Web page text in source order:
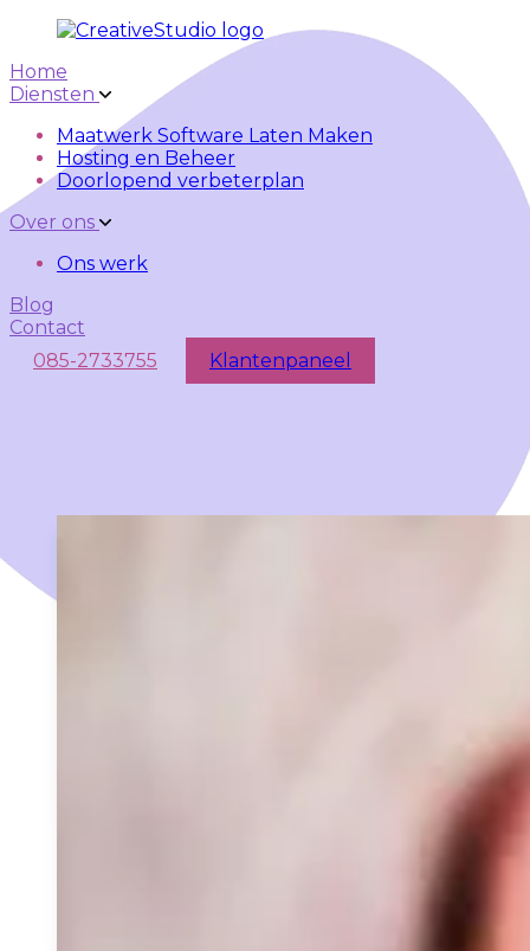
Skip to main content Skip to navigation
Home
Diensten
Maatwerk Software Laten Maken
Hosting en Beheer
Doorlopend verbeterplan
Over ons
Ons werk
Blog
Contact
085-2733755
Klantenpaneel